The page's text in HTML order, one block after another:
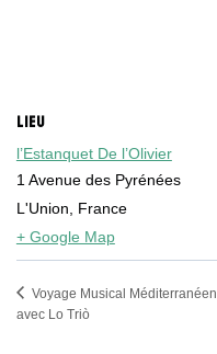
LIEU
l’Estanquet De l’Olivier
1 Avenue des Pyrénées
L'Union, France
+ Google Map
Voyage Musical Méditerranéen
avec Lo Triò